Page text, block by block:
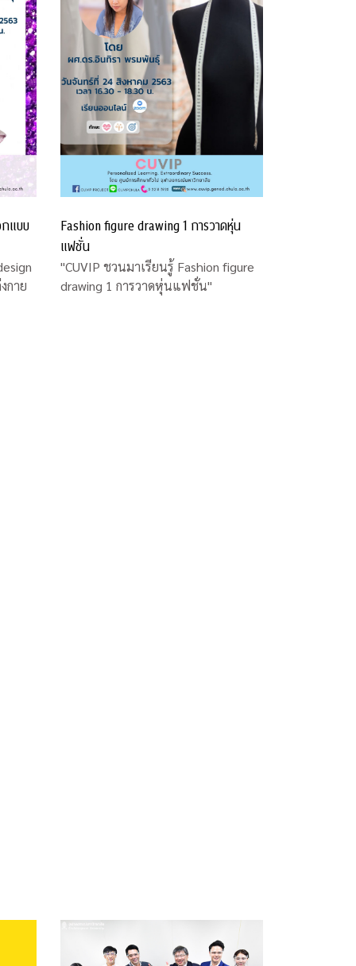
แบบ
กาย
Fashion figure drawing 1 การวาดหุ่น
แฟชั่น
"CUVIP ชวนมาเรียนรู้ Fashion figure
drawing 1 การวาดหุ่นแฟชั่น"